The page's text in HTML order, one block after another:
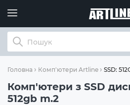
Головна Комп'ютери Artline SSD:
Комп'ютери з SSD
512gb m.2